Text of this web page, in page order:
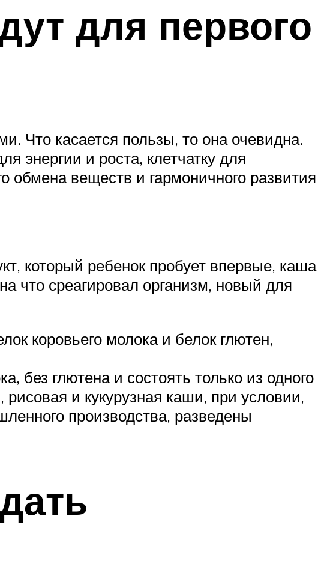
для первого
Что касается пользы, то она очевидна.
энергии и роста, клетчатку для
веществ и гармоничного развития
который ребенок пробует впервые, каша
что среагировал организм, новый для
коровьего молока и белок глютен,
без глютена и состоять только из одного
и кукурузная каши, при условии,
производства, разведены